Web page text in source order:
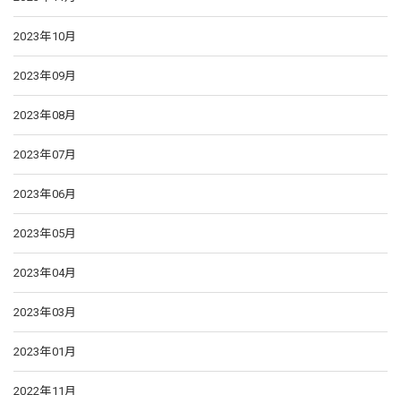
2023年10月
2023年09月
2023年08月
2023年07月
2023年06月
2023年05月
2023年04月
2023年03月
2023年01月
2022年11月